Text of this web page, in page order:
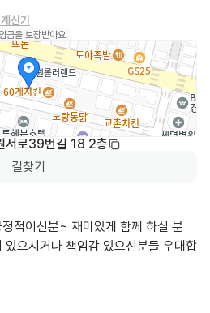
산기
금을 보장받아요
서로39번길 18 2층
길찾기
적이신분~ 재미있게 함께 하실 분
으시거나 책임감 있으신분들 우대합